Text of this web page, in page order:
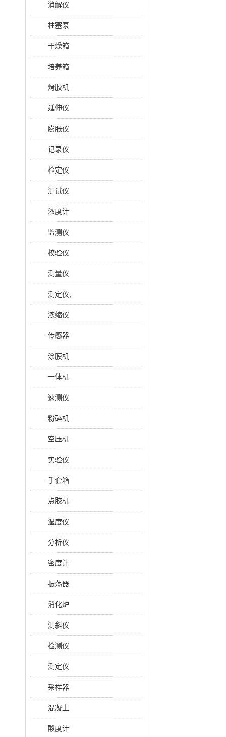
消解仪
柱塞泵
干燥箱
培养箱
烤胶机
延伸仪
膨胀仪
记录仪
检定仪
测试仪
浓度计
监测仪
校验仪
测量仪
测定仪,
浓缩仪
传感器
涂膜机
一体机
速测仪
粉碎机
空压机
实验仪
手套箱
点胶机
湿度仪
分析仪
密度计
振荡器
消化炉
测斜仪
检测仪
测定仪
采样器
混凝土
酸度计